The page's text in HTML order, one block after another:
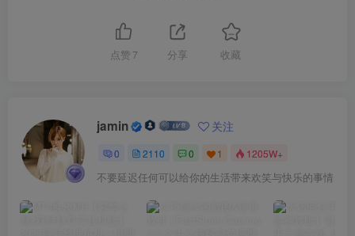
点赞 7 分享 收藏
jamin 关注
0 2110 0 1 1205W+
不要延迟任何可以给你的生活带来欢笑与快乐的事情